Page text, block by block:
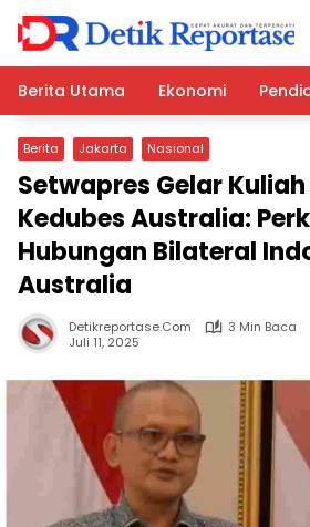
Langsung
konten
Berita Utama
Ekonomi
Berita Jakarta Nasional
Setwapres Gelar
Kedubes Australia:
Hubungan Bilateral
Australia
Detikreportase.com
3 Min Baca
Juli 11, 2025